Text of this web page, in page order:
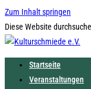
Zum Inhalt springen
Diese Website
Startseite
Veranstaltungen